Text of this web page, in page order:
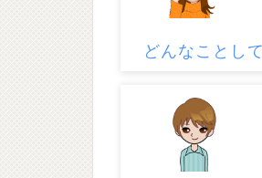
どんなことし